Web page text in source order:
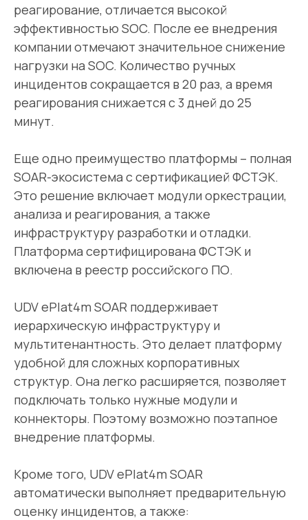
реагирование, отличается высокой
эффективностью SOC. После ее внедрения
компании отмечают значительное снижение
нагрузки на SOC. Количество ручных
инцидентов сокращается в 20 раз, а время
реагирования снижается с 3 дней до 25
минут.
Еще одно преимущество платформы – полная
SOAR-экосистема с сертификацией ФСТЭК.
Это решение включает модули оркестрации,
анализа и реагирования, а также
инфраструктуру разработки и отладки.
Платформа сертифицирована ФСТЭК и
включена в реестр российского ПО.
UDV ePlat4m SOAR поддерживает
иерархическую инфраструктуру и
мультитенантность. Это делает платформу
удобной для сложных корпоративных
структур. Она легко расширяется, позволяет
подключать только нужные модули и
коннекторы. Поэтому возможно поэтапное
внедрение платформы.
Кроме того, UDV ePlat4m SOAR
автоматически выполняет предварительную
оценку инцидентов, а также:
Оперативное и эффективное
предотвращение
и нейтрализация угроз
информационной безопасности